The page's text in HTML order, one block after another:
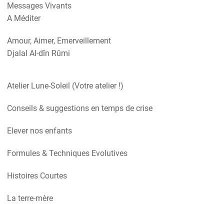
Messages Vivants
A Méditer
Amour, Aimer, Emerveillement
Djalal Al-dîn Rûmi
Atelier Lune-Soleil (Votre atelier !)
Conseils & suggestions en temps de crise
Elever nos enfants
Formules & Techniques Evolutives
Histoires Courtes
La terre-mère